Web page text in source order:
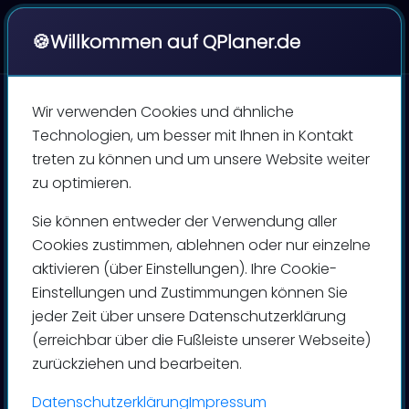
|QPlaner
Der QPlaner-Blog
News und Wissenswertes rund um
Personaleinsatzplanung,
🍪Willkommen auf QPlaner.de
Wir verwenden Cookies und ähnliche
Technologien, um besser mit Ihnen in Kontakt
treten zu können und um unsere Website weiter
zu optimieren.
Sie können entweder der Verwendung aller
Cookies zustimmen, ablehnen oder nur einzelne
aktivieren (über Einstellungen). Ihre Cookie-
Einstellungen und Zustimmungen können Sie
jeder Zeit über unsere Datenschutzerklärung
(erreichbar über die Fußleiste unserer Webseite)
zurückziehen und bearbeiten.
DatenschutzerklärungImpressum